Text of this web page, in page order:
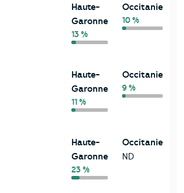
Haute-
Garonne
13 %
Occitanie
10 %
Haute-
Garonne
11 %
Occitanie
9 %
Haute-
Garonne
23 %
Occitanie
ND